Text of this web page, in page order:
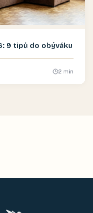
9 tipů do obýváku
2 min